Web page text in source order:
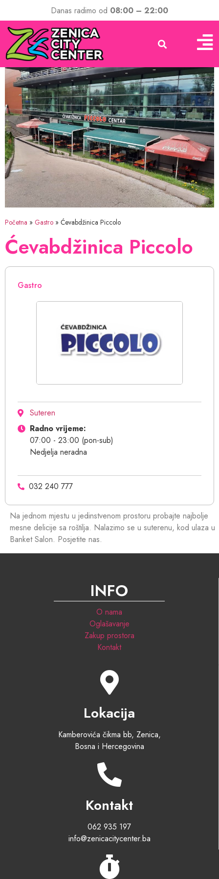
Danas radimo od 08:00 – 22:00
Početna » Gastro » Ćevabdžinica Piccolo
Ćevabdžinica Piccolo
Gastro
Suteren
Radno vrijeme:
07:00 - 23:00 (pon-sub)
Nedjelja neradna
032 240 777
Na jednom mjestu u jedinstvenom prostoru probajte najbolje
mesne delicije sa roštilja. Nalazimo se u suterenu, kod ulaza u
Banket Salon. Posjetite nas.
INFO
O nama
Oglašavanje
Zakup prostora
Kontakt
Lokacija
Kamberovića čikma bb, Zenica,
Bosna i Hercegovina
Kontakt
062 935 197
info@zenicacitycenter.ba